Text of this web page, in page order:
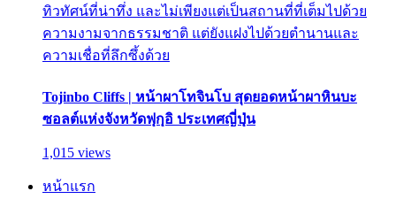
ทิวทัศน์ที่น่าทึ่ง และไม่เพียงแต่เป็นสถานที่ที่เต็มไปด้วย
ความงามจากธรรมชาติ แต่ยังแฝงไปด้วยตำนานและ
ความเชื่อที่ลึกซึ้งด้วย
Tojinbo Cliffs | หน้าผาโทจินโบ สุดยอดหน้าผาหินบะ
ซอลต์แห่งจังหวัดฟุกุอิ ประเทศญี่ปุ่น
1,015 views
หน้าแรก